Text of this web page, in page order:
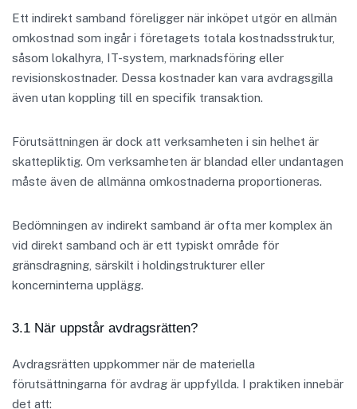
Ett indirekt samband föreligger när inköpet utgör en allmän
omkostnad som ingår i företagets totala kostnadsstruktur,
såsom lokalhyra, IT-system, marknadsföring eller
revisionskostnader. Dessa kostnader kan vara avdragsgilla
även utan koppling till en specifik transaktion.
Förutsättningen är dock att verksamheten i sin helhet är
skattepliktig. Om verksamheten är blandad eller undantagen
måste även de allmänna omkostnaderna proportioneras.
Bedömningen av indirekt samband är ofta mer komplex än
vid direkt samband och är ett typiskt område för
gränsdragning, särskilt i holdingstrukturer eller
koncerninterna upplägg.
3.1 När uppstår avdragsrätten?
Avdragsrätten uppkommer när de materiella
förutsättningarna för avdrag är uppfyllda. I praktiken innebär
det att: